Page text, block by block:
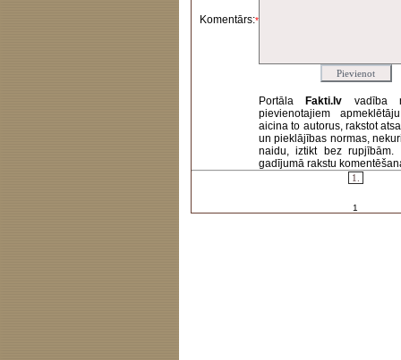
Komentārs:*
Portāla Fakti.lv vadība
pievienotajiem
aicina to autorus, rakstot
un pieklājības normas,
naidu, iztikt bez rupjībām.
gadījumā rakstu
1.
1